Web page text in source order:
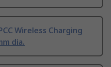
Wireless Charging
dia.